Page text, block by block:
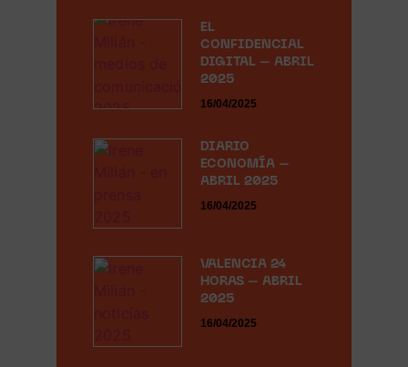
EL
CONFIDENCIAL
DIGITAL – ABRIL
2025
16/04/2025
DIARIO
ECONOMÍA –
ABRIL 2025
16/04/2025
VALENCIA 24
HORAS – ABRIL
2025
16/04/2025